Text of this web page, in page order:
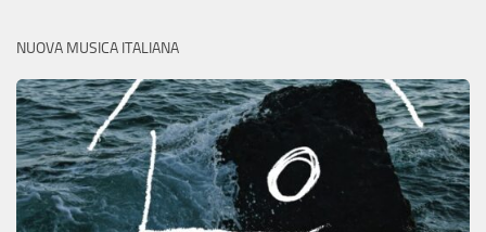
NUOVA MUSICA ITALIANA